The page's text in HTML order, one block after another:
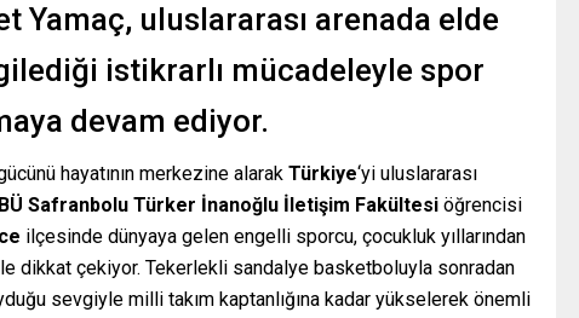
Yamaç, uluslararası arenada elde
istikrarlı mücadeleyle spor
devam ediyor.
hayatının merkezine alarak Türkiye‘yi uluslararası
Safranbolu Türker İnanoğlu İletişim Fakültesi öğrencisi
ilçesinde dünyaya gelen engelli sporcu, çocukluk yıllarından
dikkat çekiyor. Tekerlekli sandalye basketboluyla sonradan
sevgiyle milli takım kaptanlığına kadar yükselerek önemli